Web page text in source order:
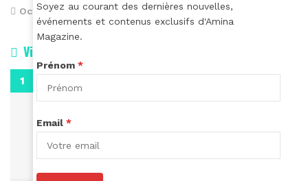
October 16, 2017
Vidéos
Soyez au courant des dernières nouvelles,
événements et contenus exclusifs d'Amina
Magazine.
Prénom *
Email *